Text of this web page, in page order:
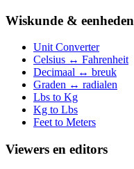
Wiskunde & eenheden
Unit Converter
Celsius ↔ Fahrenheit
Decimaal ↔ breuk
Graden ↔ radialen
Lbs to Kg
Kg to Lbs
Feet to Meters
Viewers en editors